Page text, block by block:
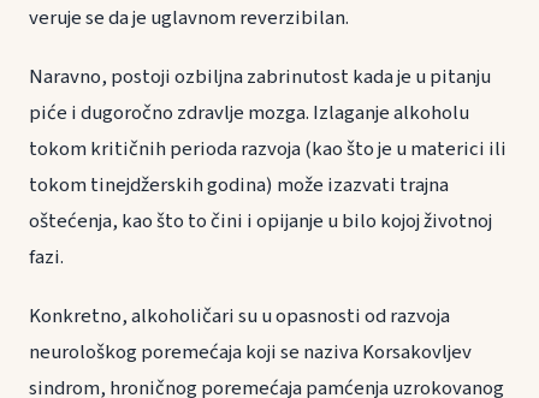
veruje se da je uglavnom reverzibilan.
Naravno, postoji ozbiljna zabrinutost kada je u pitanju
piće i dugoročno zdravlje mozga. Izlaganje alkoholu
tokom kritičnih perioda razvoja (kao što je u materici ili
tokom tinejdžerskih godina) može izazvati trajna
oštećenja, kao što to čini i opijanje u bilo kojoj životnoj
fazi.
Konkretno, alkoholičari su u opasnosti od razvoja
neurološkog poremećaja koji se naziva Korsakovljev
sindrom, hroničnog poremećaja pamćenja uzrokovanog